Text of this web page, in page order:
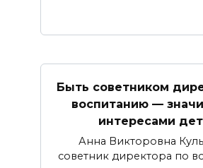
Быть советником
воспитанию —
интересами
Анна Викторовна
советник директора по